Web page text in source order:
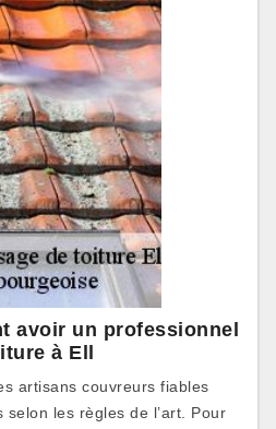
avoir un professionnel
à Ell
artisans couvreurs fiables
les règles de l’art. Pour